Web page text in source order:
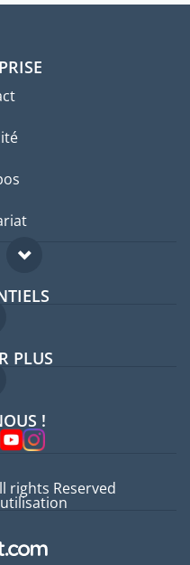
PLUS
!
rights Reserved